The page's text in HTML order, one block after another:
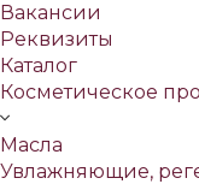
Вакансии
Реквизиты
Каталог
Косметическое
Масла
Увлажняющие,